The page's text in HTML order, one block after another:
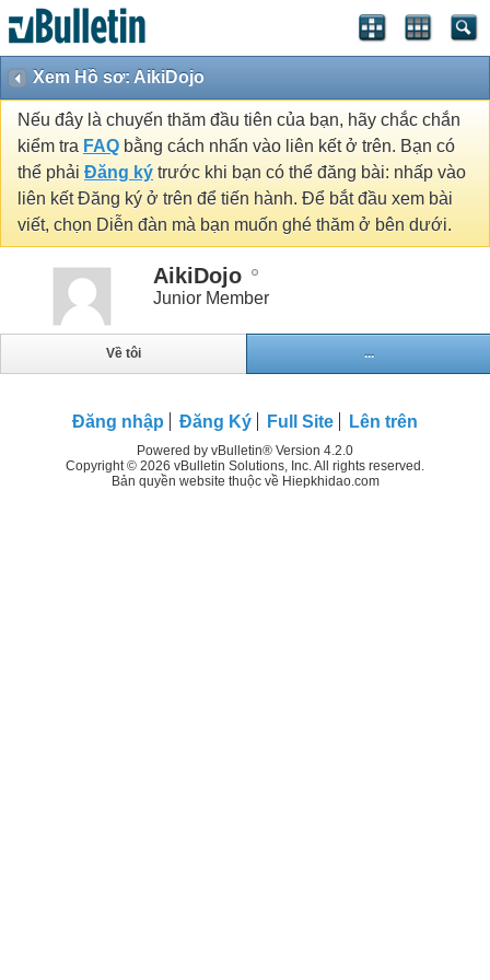
Xem Hồ sơ: AikiDojo
Nếu đây là chuyến thăm đầu tiên của bạn, hãy chắc chắn
kiểm tra FAQ bằng cách nhấn vào liên kết ở trên. Bạn có
thể phải Đăng ký trước khi bạn có thể đăng bài: nhấp vào
liên kết Đăng ký ở trên để tiến hành. Để bắt đầu xem bài
viết, chọn Diễn đàn mà bạn muốn ghé thăm ở bên dưới.
AikiDojo
Junior Member
Về tôi ...
Đăng nhập Đăng Ký Full Site Lên trên
Powered by vBulletin® Version 4.2.0
Copyright © 2026 vBulletin Solutions, Inc. All rights reserved.
Bản quyền website thuộc về Hiepkhidao.com